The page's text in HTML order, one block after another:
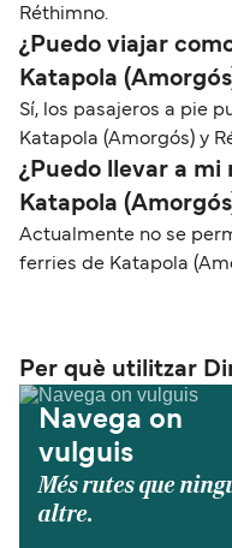
Réthimno.
¿Puedo viajar
Katapola
Sí, los pasajeros a pie
Katapola (Amorgós) y
¿Puedo llevar a mi
Katapola
Actualmente no se
ferries de Katapola
Per què utilitzar
Navega on
vulguis
Més rutes que
altre.